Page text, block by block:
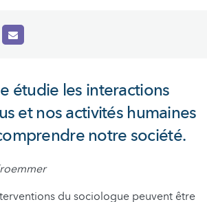
étudie les interactions
et nos activités humaines
notre société.
du sociologue peuvent être